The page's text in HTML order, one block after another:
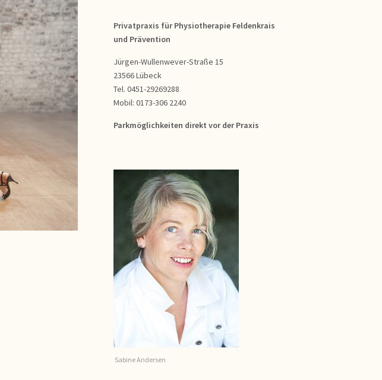
Privatpraxis für Physiotherapie Feldenkrais
und Prävention
Jürgen-Wullenwever-Straße 15
23566 Lübeck
Tel. 0451-29269288
Mobil: 0173-306 2240
Parkmöglichkeiten direkt vor der Praxis
Sabine Andersen